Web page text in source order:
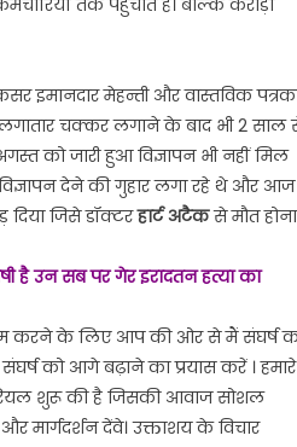
तक पहुंचाते हैं। बल्कि करोड़ों
इमानदार मेहन्ती और वास्तविक
लगातार चक्कर लगाने के बाद भी 2 साल
को जारी हुआ विज्ञापन भी नहीं मिल
देने की गुहार लगा रहे थे और आज
दिया जिसे डॉक्टरहार्ट अटैकसे मौत होना
है उन सब पर गेर इरादतन हत्या का
करने के लिए आप की ओर से मैं संघर्ष
को आगे बढ़ाने का प्रयास करें । हमारे
शुरू की है जिसकी आवाज सोशल
देंवे। उक्ताशय के विचार